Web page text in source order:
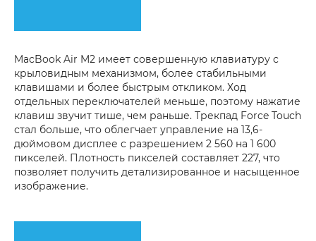
MacBook Air M2 имеет совершенную клавиатуру с
крыловидным механизмом, более стабильными
клавишами и более быстрым откликом. Ход
отдельных переключателей меньше, поэтому нажатие
клавиш звучит тише, чем раньше. Трекпад Force Touch
стал больше, что облегчает управление на 13,6-
дюймовом дисплее с разрешением 2 560 на 1 600
пикселей. Плотность пикселей составляет 227, что
позволяет получить детализированное и насыщенное
изображение.